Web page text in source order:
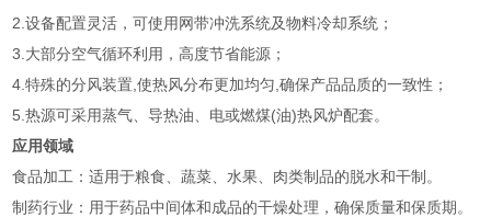
2.设备配置灵活，可使用网带冲洗系统及物料冷却系统；
3.大部分空气循环利用，高度节省能源；
4.特殊的分风装置,使热风分布更加均匀,确保产品品质的一致性；
5.热源可采用蒸气、导热油、电或燃煤(油)热风炉配套。
应用领域
‌食品加工‌：适用于粮食、蔬菜、水果、肉类制品的脱水和干制‌。
‌制药行业‌：用于药品中间体和成品的干燥处理，确保质量和保质期‌。